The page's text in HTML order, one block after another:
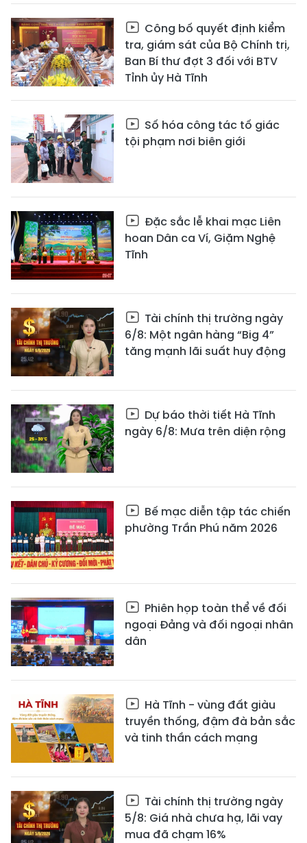
Công bố quyết định kiểm
tra, giám sát của Bộ Chính trị,
Ban Bí thư đợt 3 đối với BTV
Tỉnh ủy Hà Tĩnh
Số hóa công tác tố giác
tội phạm nơi biên giới
Đặc sắc lễ khai mạc Liên
hoan Dân ca Ví, Giặm Nghệ
Tĩnh
Tài chính thị trường ngày
6/8: Một ngân hàng “Big 4”
tăng mạnh lãi suất huy động
Dự báo thời tiết Hà Tĩnh
ngày 6/8: Mưa trên diện rộng
Bế mạc diễn tập tác chiến
phường Trần Phú năm 2026
Phiên họp toàn thể về đối
ngoại Đảng và đối ngoại nhân
dân
Hà Tĩnh - vùng đất giàu
truyền thống, đậm đà bản sắc
và tinh thần cách mạng
Tài chính thị trường ngày
5/8: Giá nhà chưa hạ, lãi vay
mua đã chạm 16%